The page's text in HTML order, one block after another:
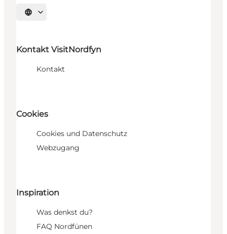
Sprache auswählen
Kontakt VisitNordfyn
Kontakt
Cookies
Cookies und Datenschutz
Webzugang
Inspiration
Was denkst du?
FAQ Nordfünen